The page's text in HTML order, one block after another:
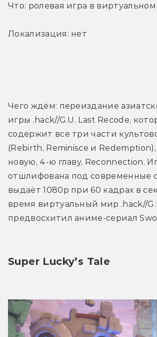
Что: ролевая игра в
Локализация: нет
Чего ждём: переиздание
игры .hack//G.U. Last Recode,
содержит все три части
(Rebirth, Reminisce и
новую, 4-ю главу, Reconnection.
отшлифована под современные
выдаёт 1080р при 60 кадрах в
время виртуальный мир .hack//
предвосхитил аниме-сериал
Super Lucky’s Tale